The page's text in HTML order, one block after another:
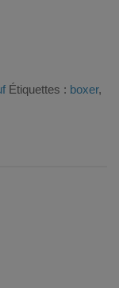
Étiquettes : boxer,